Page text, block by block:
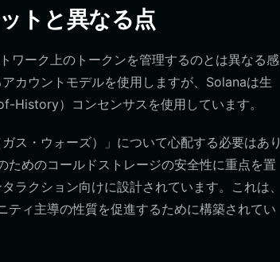
トと異なる点
ーク上のトークンを管理するのとは異なる感
カウントモデルを使用しますが、Solanaは生
History）コンセンサスを使用しています。
ス・ウォーズ）」について心配する必要はあり
ためのコールドストレージの安全性に重点を置
ラクション向けに設計されています。これは、
ィ主導の性質を促進するために構築されてい